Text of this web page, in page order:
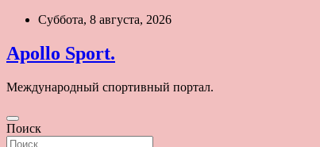
Перейти
содержимому
Суббота, 8 августа, 2026
Apollo Sport.
Международный спортивный портал.
Поиск